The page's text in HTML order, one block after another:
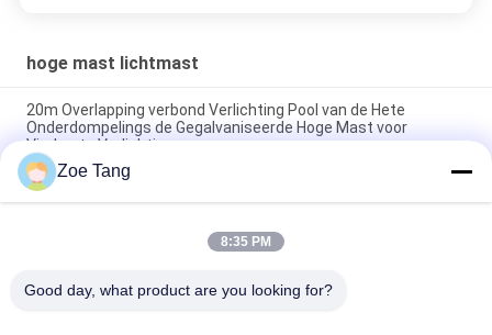
hoge mast lichtmast
20m Overlapping verbond Verlichting Pool van de Hete
Onderdompelings de Gegalvaniseerde Hoge Mast voor
Vierkante Verlichting
De overlapping galvaniseerde Hoge Mast Lichte Pool, Rijweg
HOOFD Lichte Polen
Professionele Kegel LEIDENE Hoge Mast Lichte Pool met 3
Zoe Tang
8:35 PM
Good day, what product are you looking for?